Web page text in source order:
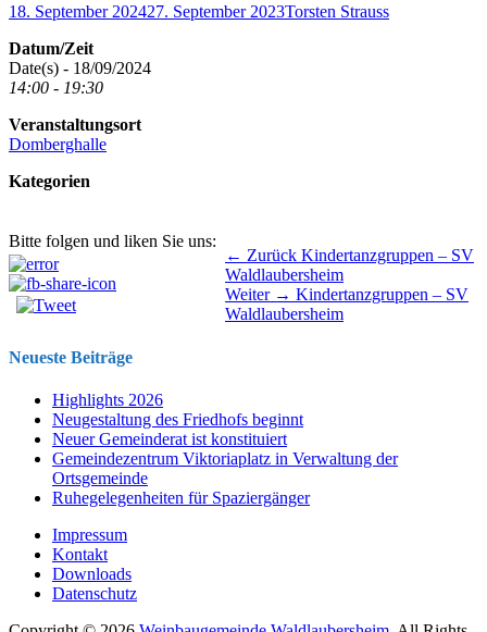
Veröffentlicht
18. September 202427. September 2023Autor
Torsten Strauss
Datum/Zeit
Date(s) - 18/09/2024
14:00 - 19:30
Veranstaltungsort
Domberghalle
Kategorien
Bitte folgen und liken Sie uns:
Beitragsnavigation ← Zurück Vorhergehender
Beitrag:
Kindertanzgruppen – SV
Waldlaubersheim
Weiter → Nächster
Beitrag:
Kindertanzgruppen – SV
Waldlaubersheim
Neueste Beiträge
Highlights 2026
Neugestaltung des Friedhofs beginnt
Neuer Gemeinderat ist konstituiert
Gemeindezentrum Viktoriaplatz in Verwaltung der
Ortsgemeinde
Ruhegelegenheiten für Spaziergänger
Impressum
Kontakt
Downloads
Datenschutz